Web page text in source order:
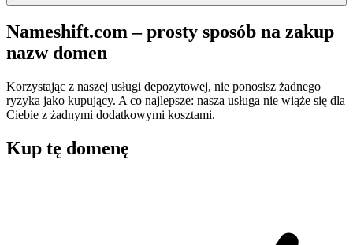
Nameshift.com – prosty sposób na zakup
nazw domen
Korzystając z naszej usługi depozytowej, nie ponosisz żadnego
ryzyka jako kupujący. A co najlepsze: nasza usługa nie wiąże się dla
Ciebie z żadnymi dodatkowymi kosztami.
Kup tę domenę